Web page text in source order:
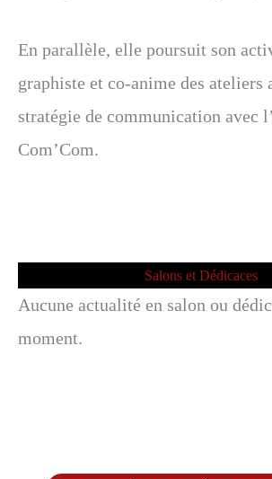
En parallèle, elle poursuit son
graphiste et co-anime des ateliers
stratégie de communication avec
Com’Com.
Salons et Dédicaces
Aucune actualité en salon ou
moment.